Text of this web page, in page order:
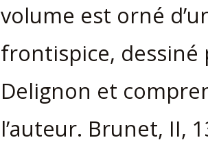
volume est orné
frontispice, dessiné
Delignon et
l’auteur. Brunet, II,